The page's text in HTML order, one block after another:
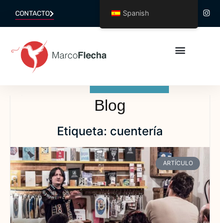
CONTACTO
Blog
Etiqueta: cuentería
ARTÍCULO
Spanish